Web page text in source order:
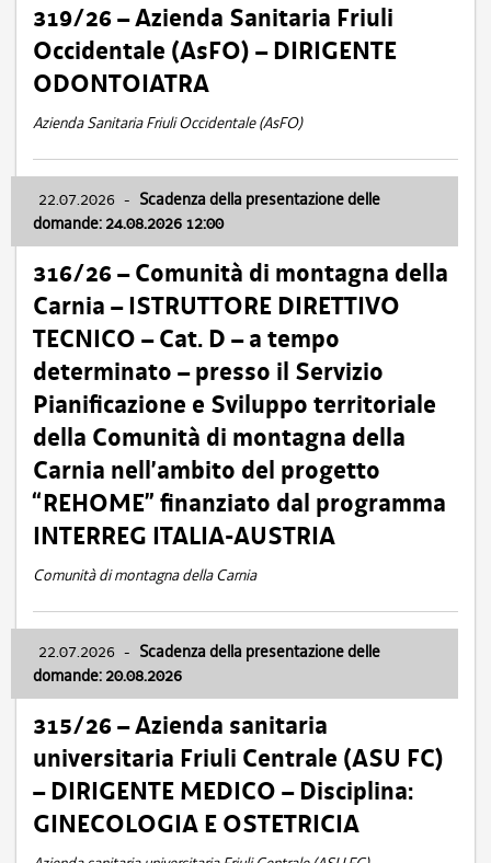
319/26 – Azienda Sanitaria Friuli
Occidentale (AsFO) – DIRIGENTE
ODONTOIATRA
Azienda Sanitaria Friuli Occidentale (AsFO)
22.07.2026 - Scadenza della presentazione delle
domande: 24.08.2026 12:00
316/26 – Comunità di montagna della
Carnia – ISTRUTTORE DIRETTIVO
TECNICO – Cat. D – a tempo
determinato – presso il Servizio
Pianificazione e Sviluppo territoriale
della Comunità di montagna della
Carnia nell’ambito del progetto
“REHOME” finanziato dal programma
INTERREG ITALIA-AUSTRIA
Comunità di montagna della Carnia
22.07.2026 - Scadenza della presentazione delle
domande: 20.08.2026
315/26 – Azienda sanitaria
universitaria Friuli Centrale (ASU FC)
– DIRIGENTE MEDICO – Disciplina:
GINECOLOGIA E OSTETRICIA